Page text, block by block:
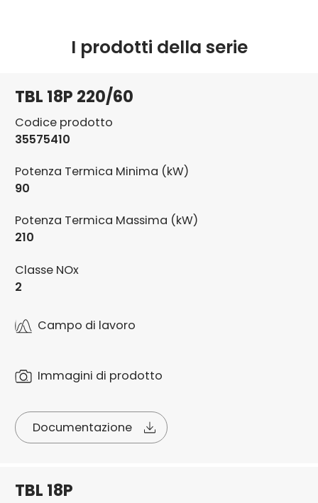
I prodotti della serie
TBL 18P 220/60
Codice prodotto
35575410
Potenza Termica Minima (kW)
90
Potenza Termica Massima (kW)
210
Classe NOx
2
Campo di lavoro
Immagini di prodotto
Documentazione
TBL 18P